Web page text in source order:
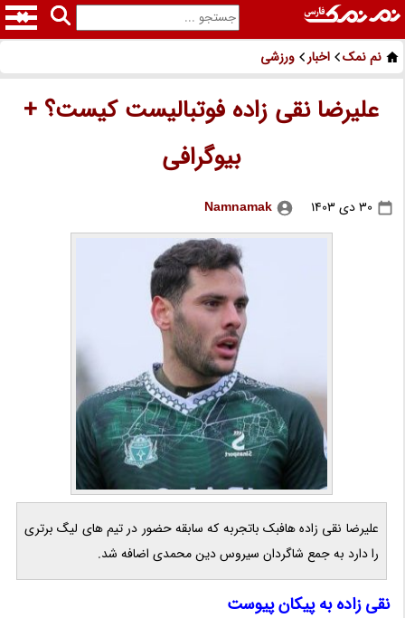
نم نمک اخبار ورزشی
علیرضا نقی زاده فوتبالیست کیست؟ +
بیوگرافی
30 دی 1403 Namnamak
علیرضا نقی زاده هافبک باتجربه که سابقه حضور در تیم های لیگ برتری
را دارد به جمع شاگردان سیروس دین محمدی اضافه شد.
نقی زاده به پیکان پیوست